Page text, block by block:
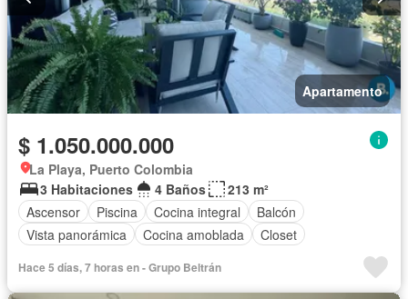
Apartamento
$ 1.050.000.000
La Playa, Puerto Colombia
3 Habitaciones
4 Baños
213 m²
Ascensor
Piscina Cocina integral
Balcón
Vista panorámica
Cocina amoblada Closet
Hace 5 días, 7 horas en - Grupo Beltrán